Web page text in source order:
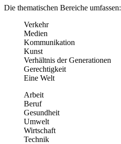
Die thematischen Bereiche umfassen:
Verkehr
Medien
Kommunikation
Kunst
Verhältnis der Generationen
Gerechtigkeit
Eine Welt
Arbeit
Beruf
Gesundheit
Umwelt
Wirtschaft
Technik